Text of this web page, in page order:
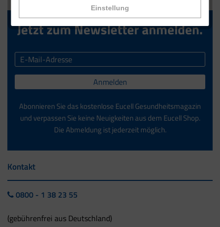
Einstellung
Jetzt zum Newsletter anmelden.
Anmelden
Abonnieren Sie das kostenlose Eucell Gesundheitsmagazin
und verpassen Sie keine Neuigkeiten aus dem Eucell Shop.
Die Abmeldung ist jederzeit möglich.
Kontakt
0800 - 1 38 23 55
(gebührenfrei aus Deutschland)